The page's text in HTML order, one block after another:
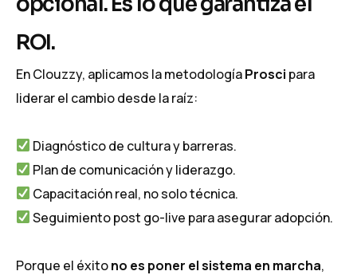
ROI.
En Clouzzy, aplicamos la metodologíaProsci para
liderar el cambio desde la raíz:
Diagnóstico de cultura y barreras.
Plan de comunicación y liderazgo.
Capacitación real, no solo técnica.
Seguimiento post go-live para asegurar adopción.
Porque el éxitono es poner el sistema en marcha,